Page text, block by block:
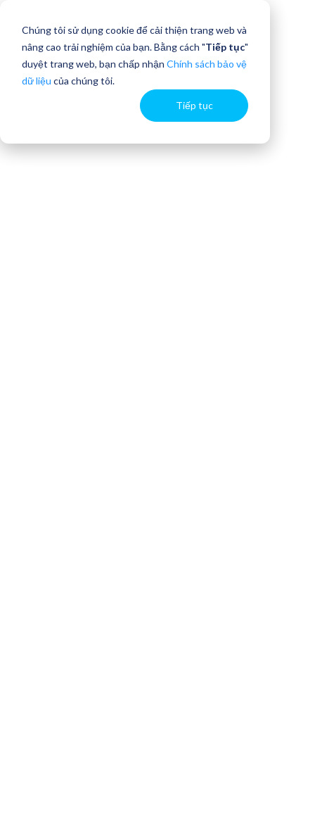
Chúng tôi sử dụng cookie để cải thiện trang web và
nâng cao trải nghiệm của bạn. Bằng cách "Tiếp tục"
duyệt trang web, bạn chấp nhận Chính sách bảo vệ
dữ liệu của chúng tôi.
Tiếp tục